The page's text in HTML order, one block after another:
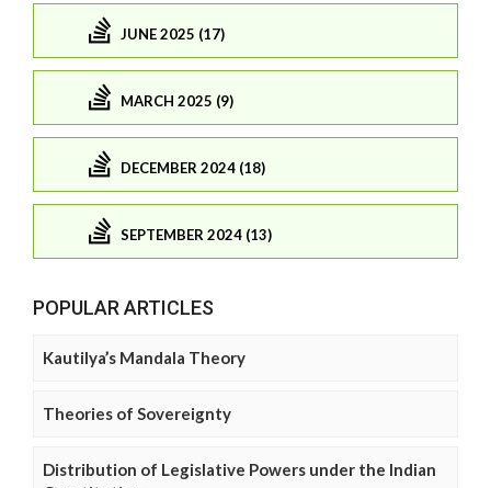
JUNE 2025 (17)
MARCH 2025 (9)
DECEMBER 2024 (18)
SEPTEMBER 2024 (13)
POPULAR ARTICLES
Kautilya’s Mandala Theory
Theories of Sovereignty
Distribution of Legislative Powers under the Indian